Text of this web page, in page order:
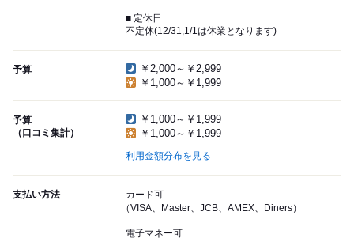
■ 定休日
不定休(12/31,1/1は休業となります)
予算
￥2,000～￥2,999
￥1,000～￥1,999
予算
（口コミ集計）
￥1,000～￥1,999
￥1,000～￥1,999
利用金額分布を見る
支払い方法
カード可
（VISA、Master、JCB、AMEX、Diners）
電子マネー可